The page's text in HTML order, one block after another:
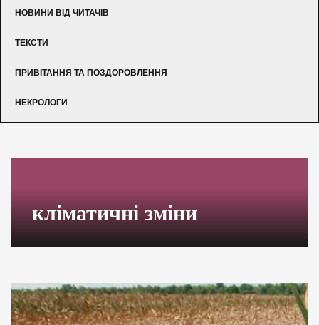
НОВИНИ ВІД ЧИТАЧІВ
ТЕКСТИ
ПРИВІТАННЯ ТА ПОЗДОРОВЛЕННЯ
НЕКРОЛОГИ
кліматичні зміни